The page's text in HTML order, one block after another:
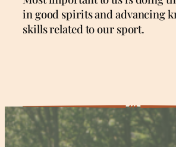
in good spirits and advancing
skills related to our sport.